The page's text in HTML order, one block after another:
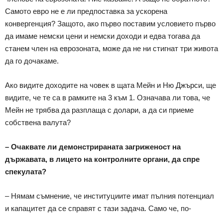
Самото евро не е ли предпоставка за ускорена
конвергенция? Защото, ако първо поставим условието първо
да имаме немски цени и немски доходи и едва тогава да
станем член на еврозоната, може да не ни стигнат три живота
да го дочакаме.
Ако видите доходите на човек в щата Мейн и Ню Джърси, ще
видите, че те са в рамките на 3 към 1. Означава ли това, че
Мейн не трябва да разплаща с долари, а да си приеме
собствена валута?
– Очаквате ли демонстрираната загриженост на
държавата, в лицето на контролните органи, да спре
спекулата?
– Нямам съмнение, че институциите имат пълния потенциал
и капацитет да се справят с тази задача. Само че, по-